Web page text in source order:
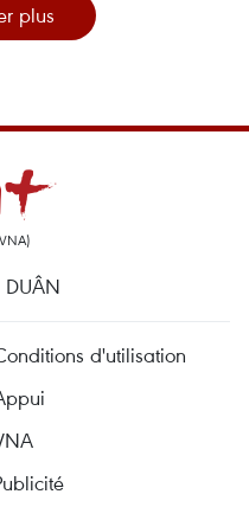
plus
DUÂN
d'utilisation